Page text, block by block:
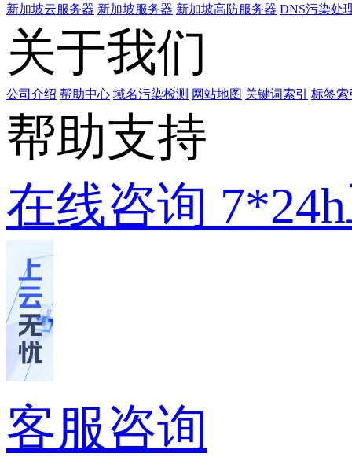
新加坡云服务器 新加坡服务器 新加坡高防服务器 DNS污染处
关于我们
公司介绍 帮助中心 域名污染检测 网站地图 关键词索引 标签索
帮助支持
在线咨询
客服咨询